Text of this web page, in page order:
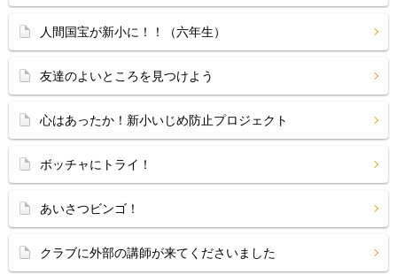
人間国宝が新小に！！（六年生）
友達のよいところを見つけよう
心はあったか！新小いじめ防止プロジェクト
ボッチャにトライ！
あいさつビンゴ！
クラブに外部の講師が来てくださいました